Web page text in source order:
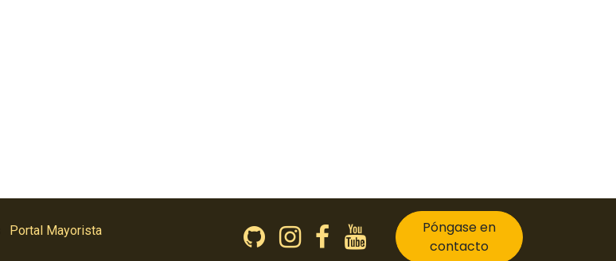
Portal Mayorista
Póngase en
contacto